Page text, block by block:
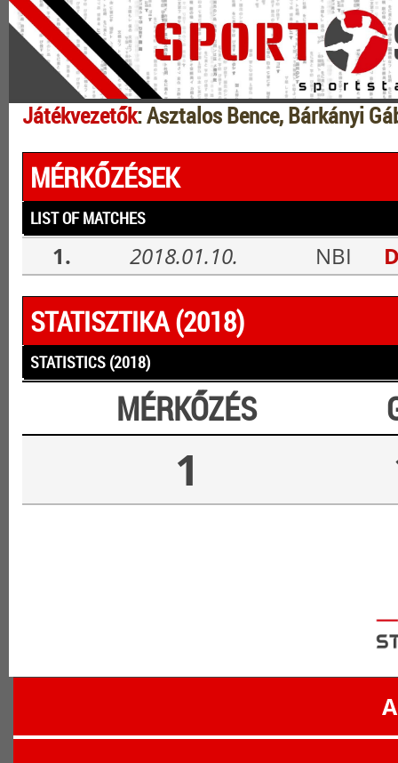
Játékvezetők: Asztalos Bence, Bárkányi
MÉRKŐZÉSEK
LIST OF MATCHES
1. 2018.01.10. NBI
STATISZTIKA (2018)
STATISTICS (2018)
MÉRKŐZÉS
1